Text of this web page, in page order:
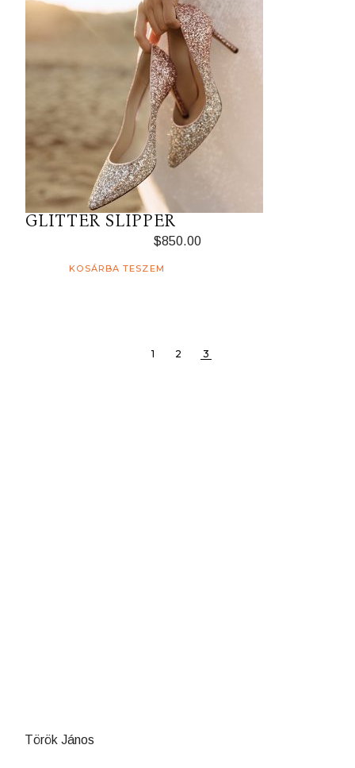
GLITTER SLIPPER
$850.00
KOSÁRBA TESZEM
1 2 3
Török János